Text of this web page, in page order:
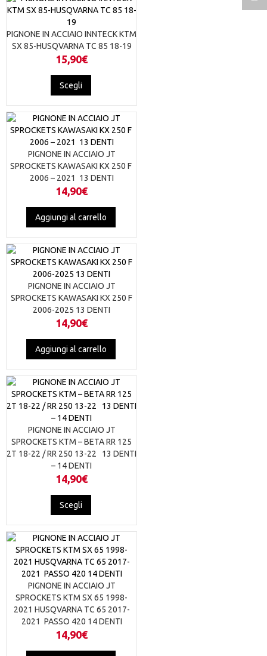
varianti.
opzioni
possono
prodotto
PIGNONE IN ACCIAIO INNTECK KTM
SX 85-HUSQVARNA TC 85 18-19
15,90€
Scegli
più
varianti.
Le
opzioni
possono
essere
pagina
del
PIGNONE IN ACCIAIO JT
SPROCKETS KAWASAKI KX 250 F
2006 – 2021 13 DENTI
14,90€
Aggiungi al carrello
PIGNONE IN ACCIAIO JT
SPROCKETS KAWASAKI KX 250 F
2006-2025 13 DENTI
14,90€
Aggiungi al carrello
PIGNONE IN ACCIAIO JT
SPROCKETS KTM – BETA RR 125
2T 18-22 / RR 250 13-22 13 DENTI
– 14 DENTI
14,90€
Scegli
più
varianti.
Le
opzioni
possono
essere
scelte
nella
prodotto
PIGNONE IN ACCIAIO JT
SPROCKETS KTM SX 65 1998-
2021 HUSQVARNA TC 65 2017-
2021 PASSO 420 14 DENTI
14,90€